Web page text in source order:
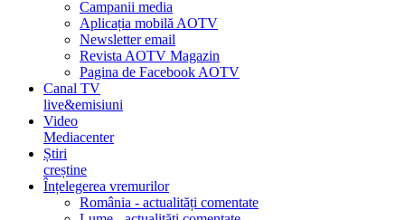
Campanii media
Aplicația mobilă AOTV
Newsletter email
Revista AOTV Magazin
Pagina de Facebook AOTV
Canal TV
live&emisiuni
Video
Mediacenter
Știri
creștine
Înțelegerea vremurilor
România - actualități comentate